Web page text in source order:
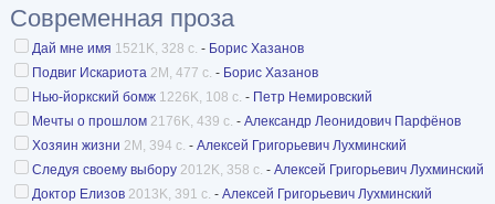
Современная проза
Дай мне имя 1521K, 328 с. - Борис Хазанов
Подвиг Искариота 2M, 477 с. - Борис Хазанов
Нью-йоркский бомж 1226K, 108 с. - Петр Немировский
Мечты о прошлом 2176K, 439 с. - Александр Леонидович Парфёнов
Хозяин жизни 2M, 394 с. - Алексей Григорьевич Лухминский
Следуя своему выбору 2012K, 358 с. - Алексей Григорьевич Лухминский
Доктор Елизов 2013K, 391 с. - Алексей Григорьевич Лухминский